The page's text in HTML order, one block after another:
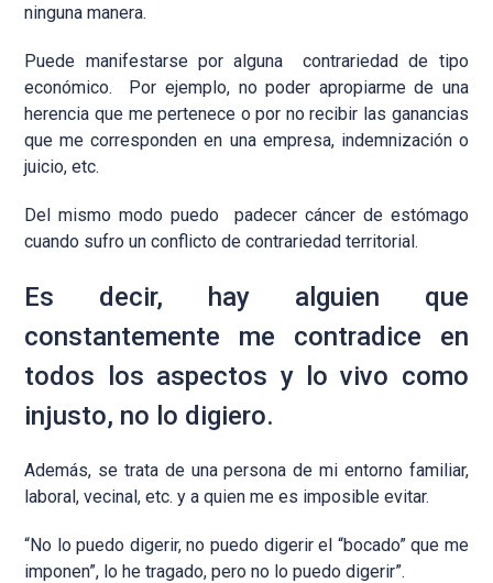
ninguna manera.
Puede manifestarse por alguna contrariedad de tipo
económico. Por ejemplo, no poder apropiarme de una
herencia que me pertenece o por no recibir las ganancias
que me corresponden en una empresa, indemnización o
juicio, etc.
Del mismo modo puedo padecer cáncer de estómago
cuando sufro un conflicto de contrariedad territorial.
Es decir, hay alguien que
constantemente me contradice en
todos los aspectos y lo vivo como
injusto, no lo digiero.
Además, se trata de una persona de mi entorno familiar,
laboral, vecinal, etc. y a quien me es imposible evitar.
“No lo puedo digerir, no puedo digerir el “bocado” que me
imponen”, lo he tragado, pero no lo puedo digerir”.